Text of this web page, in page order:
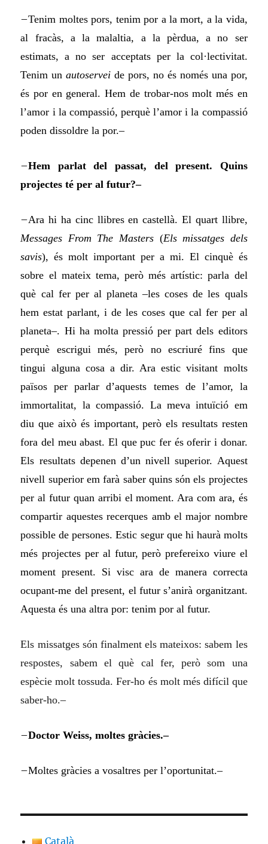
–Tenim moltes pors, tenim por a la mort, a la vida,
al fracàs, a la malaltia, a la pèrdua, a no ser
estimats, a no ser acceptats per la col·lectivitat.
Tenim unautoservei de pors, no és només una por,
és por en general. Hem de trobar-nos molt més en
l’amor i la compassió, perquè l’amor i la compassió
poden dissoldre la por.–
–Hem parlat del passat, del present. Quins
projectes té per al futur?–
–Ara hi ha cinc llibres en castellà. El quart llibre,
Messages From The Masters (Els missatges dels
savis), és molt important per a mi. El cinquè és
sobre el mateix tema, però més artístic: parla del
què cal fer per al planeta –les coses de les quals
hem estat parlant, i de les coses que cal fer per al
planeta–. Hi ha molta pressió per part dels editors
perquè escrigui més, però no escriuré fins que
tingui alguna cosa a dir. Ara estic visitant molts
països per parlar d’aquests temes de l’amor, la
immortalitat, la compassió. La meva intuïció em
diu que això és important, però els resultats resten
fora del meu abast. El que puc fer és oferir i donar.
Els resultats depenen d’un nivell superior. Aquest
nivell superior em farà saber quins són els projectes
per al futur quan arribi el moment. Ara com ara, és
compartir aquestes recerques amb el major nombre
possible de persones. Estic segur que hi haurà molts
més projectes per al futur, però prefereixo viure el
moment present. Si visc ara de manera correcta
ocupant-me del present, el futur s’anirà organitzant.
Aquesta és una altra por: tenim por al futur.
Els missatges són finalment els mateixos: sabem les
respostes, sabem el què cal fer, però som una
espècie molt tossuda. Fer-ho és molt més difícil que
saber-ho.–
–Doctor Weiss, moltes gràcies.–
–Moltes gràcies a vosaltres per l’oportunitat.–
Català